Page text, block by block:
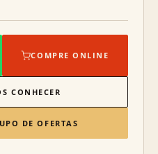
COMPRE ONLINE
CONHECER
DE OFERTAS